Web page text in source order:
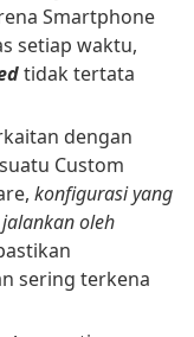
Smartphone
setiap waktu,
tidak tertata
dengan
Custom
konfigurasi yang
oleh
sering terkena